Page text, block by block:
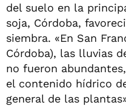
del suelo en la
soja, Córdoba,
siembra. «En San
Córdoba), las lluvias
no fueron
el contenido hídrico
general de las